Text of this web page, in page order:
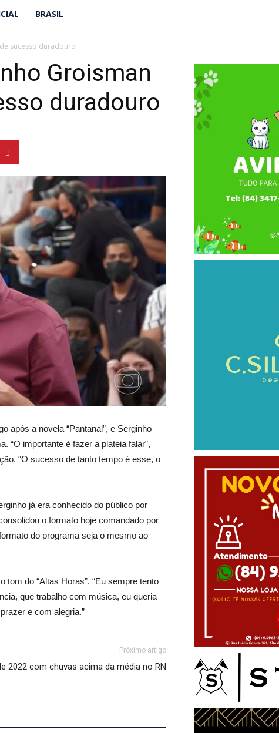
BRASIL
sucesso duradouro
Groisman
duradouro
após a novela “Pantanal”, e Serginho
“O importante é fazer a plateia falar”,
“O sucesso de tanto tempo é esse, o
já era conhecido do público por
o formato hoje comandado por
do programa seja o mesmo ao
do “Altas Horas”. “Eu sempre tento
que trabalho com música, eu queria
e com alegria.”
Próximo artigo
2022 com chuvas acima da média no RN